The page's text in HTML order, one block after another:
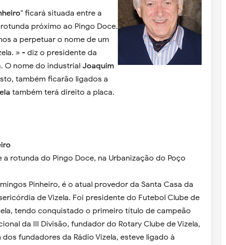
" ficará situada entre a
próximo ao Pingo Doce.
a perpetuar o nome de um
» - diz o presidente da
O nome do industrial Joaquim
também ficarão ligados a
também terá direito a placa.
rotunda do Pingo Doce, na Urbanização do Poço
Pinheiro, é o atual provedor da Santa Casa da
de Vizela. Foi presidente do Futebol Clube de
tendo conquistado o primeiro título de campeão
da III Divisão, fundador do Rotary Clube de Vizela,
dos fundadores da Rádio Vizela, esteve ligado à